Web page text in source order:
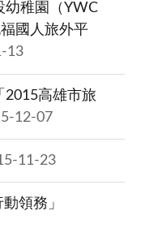
幼稚園（YWC
國人旅外平
13
2015高雄市旅
12-07
11-23
領務」